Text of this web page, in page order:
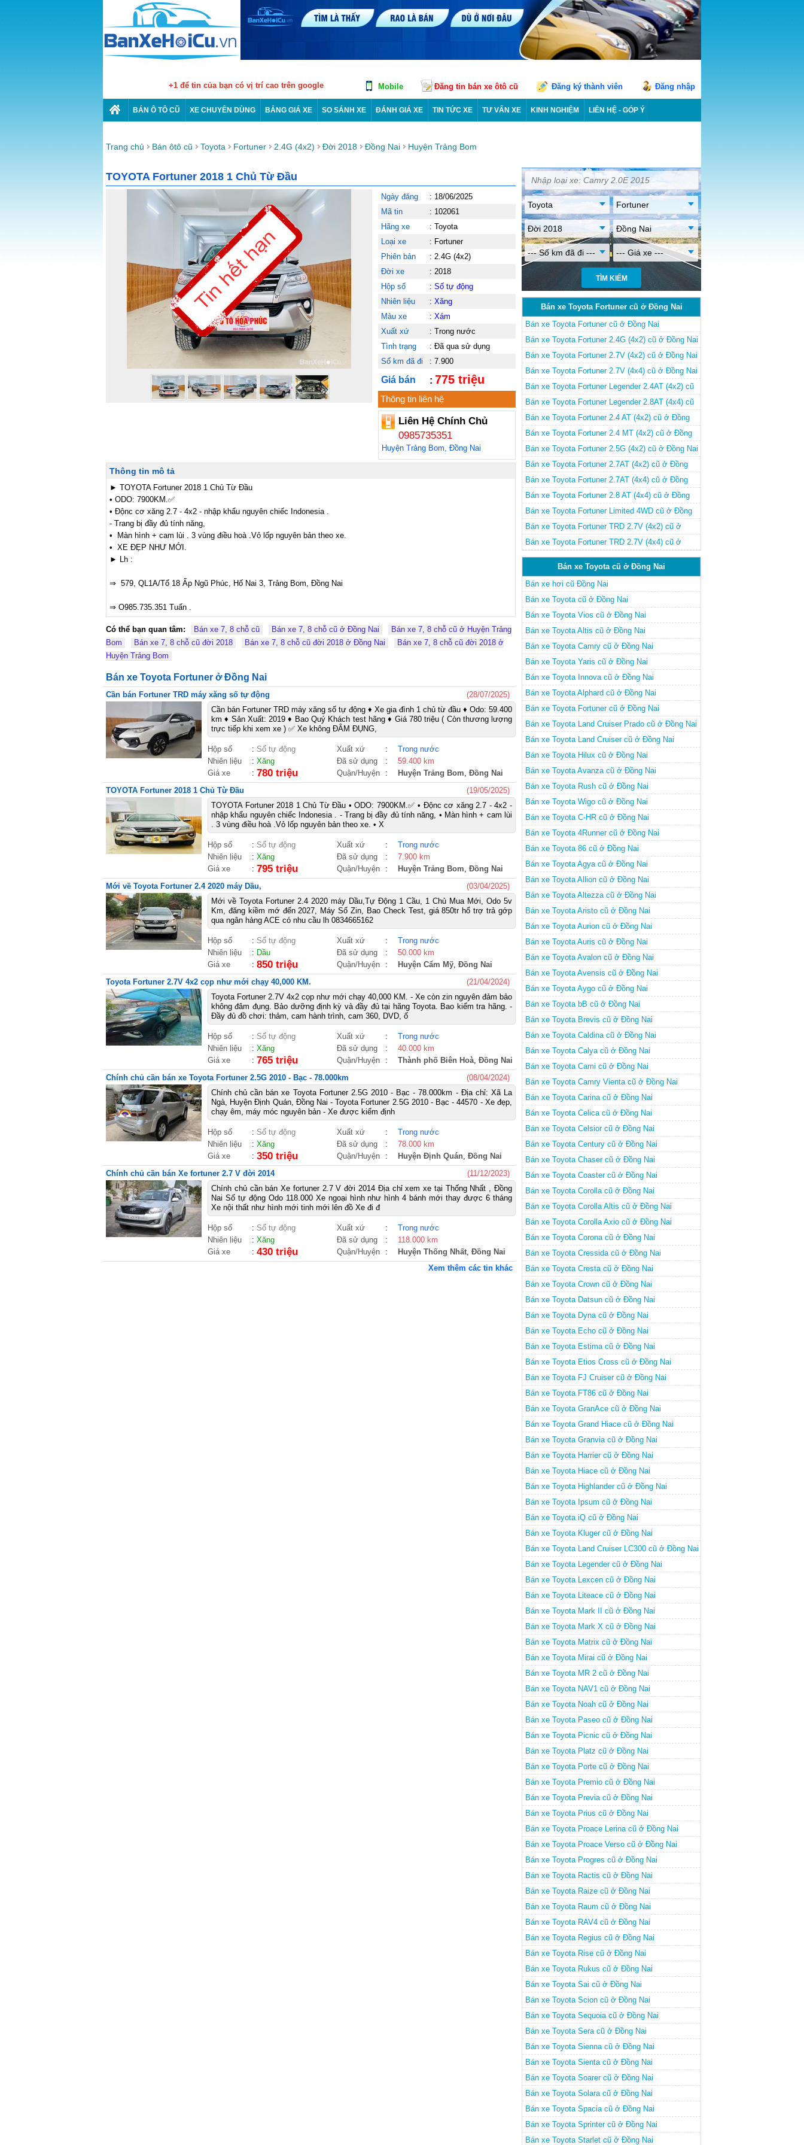
+1 để tin của bạn có vị trí cao trên google Mobile Đăng tin bán xe ôtô cũ Đăng ký thành viên Đăng nhập
BÁN Ô TÔ CŨ XE CHUYÊN DÙNG BẢNG GIÁ XE SO SÁNH XE ĐÁNH GIÁ XE TIN TỨC XE TƯ VẤN XE KINH NGHIỆM LIÊN HỆ - GÓP Ý
Trang chủ Bán ôtô cũ Toyota Fortuner 2.4G (4x2) Đời 2018 Đồng Nai Huyện Trảng Bom
TOYOTA Fortuner 2018 1 Chủ Từ Đầu
Ngày đăng : 18/06/2025
Mã tin
: 102061
Hãng xe
: Toyota
Loại xe
: Fortuner
Phiên bản
: 2.4G (4x2)
Đời xe
: 2018
Hộp số
: Số tự động
Nhiên liệu
: Xăng
Màu xe
: Xám
Xuất xứ
: Trong nước
Tình trạng
: Đã qua sử dụng
Số km đã đi
: 7.900
Giá bán : 775 triệu
Thông tin liên hệ
Liên Hệ Chính Chủ
0985735351
Huyện Trảng Bom, Đồng Nai
Thông tin mô tả
► TOYOTA Fortuner 2018 1 Chủ Từ Đầu
• ODO: 7900KM.✅️
• Độnc cơ xăng 2.7 - 4x2 - nhập khẩu nguyên chiếc Indonesia .
- Trang bị đầy đủ tính năng,
•  Màn hình + cam lùi . 3 vùng điều hoà .Vỏ lốp nguyên bản theo xe.
•  XE ĐẸP NHƯ MỚI.
► Lh :
⇒  579, QL1A/Tổ 18 Ấp Ngũ Phúc, Hố Nai 3, Trảng Bom, Đồng Nai
⇒ O985.735.351 Tuấn .
Có thể bạn quan tâm: Bán xe 7, 8 chỗ cũ Bán xe 7, 8 chỗ cũ ở Đồng Nai
Bán xe 7, 8 chỗ cũ ở Huyện Trảng
Bom
Bán xe 7, 8 chỗ cũ đời 2018 Bán xe 7, 8 chỗ cũ đời 2018 ở Đồng Nai
Bán xe 7, 8 chỗ cũ đời 2018 ở
Huyện Trảng Bom
Bán xe Toyota Fortuner ở Đồng Nai
Cần bán Fortuner TRD máy xăng số tự động
(28/07/2025)
Cần bán Fortuner TRD máy xăng số tự động ♦ Xe gia đình 1 chủ từ đầu ♦ Odo: 59.400
km ♦ Sản Xuất: 2019 ♦ Bao Quý Khách test hãng ♦ Giá 780 triệu ( Còn thương lượng
trực tiếp khi xem xe ) ✅ Xe không ĐÂM ĐỤNG,
Hộp số : Số tự động Xuất xứ :
Trong nước
Nhiên liệu
: Xăng Đã sử dụng :
59.400 km
Giá xe
: 780 triệu Quận/Huyện : Huyện Trảng Bom, Đồng Nai
TOYOTA Fortuner 2018 1 Chủ Từ Đầu
(19/05/2025)
TOYOTA Fortuner 2018 1 Chủ Từ Đầu • ODO: 7900KM.✅️ • Độnc cơ xăng 2.7 - 4x2 -
nhập khẩu nguyên chiếc Indonesia . - Trang bị đầy đủ tính năng, • Màn hình + cam lùi
. 3 vùng điều hoà .Vỏ lốp nguyên bản theo xe. • X
Hộp số : Số tự động Xuất xứ :
Trong nước
Nhiên liệu
: Xăng Đã sử dụng :
7.900 km
Giá xe
: 795 triệu Quận/Huyện : Huyện Trảng Bom, Đồng Nai
Mới về Toyota Fortuner 2.4 2020 máy Dầu,
(03/04/2025)
Mới về Toyota Fortuner 2.4 2020 máy Dầu,Tự Động 1 Cầu, 1 Chủ Mua Mới, Odo 5v
Km, đăng kiềm mớ đến 2027, Máy Số Zin, Bao Check Test, giá 850tr hổ trợ trả gớp
qua ngân hàng ACE có nhu cầu lh 0834665162
Hộp số : Số tự động Xuất xứ :
Trong nước
Nhiên liệu
: Dầu Đã sử dụng :
50.000 km
Giá xe
: 850 triệu Quận/Huyện : Huyện Cẩm Mỹ, Đồng Nai
Toyota Fortuner 2.7V 4x2 cọp như mới chạy 40,000 KM.
(21/04/2024)
Toyota Fortuner 2.7V 4x2 cọp như mới chạy 40,000 KM. - Xe còn zin nguyên đảm bảo
không đâm đụng. Bảo dưỡng định kỳ và đầy đủ tại hãng Toyota. Bao kiểm tra hãng. -
Đầy đủ đồ chơi: thảm, cam hành trình, cam 360, DVD, ố
Hộp số : Số tự động Xuất xứ :
Trong nước
Nhiên liệu
: Xăng Đã sử dụng :
40.000 km
Giá xe
: 765 triệu Quận/Huyện : Thành phố Biên Hoà, Đồng Nai
Chính chủ cần bán xe Toyota Fortuner 2.5G 2010 - Bạc - 78.000km
(08/04/2024)
Chính chủ cần bán xe Toyota Fortuner 2.5G 2010 - Bạc - 78.000km - Địa chỉ: Xã La
Ngà, Huyện Định Quán, Đồng Nai - Toyota Fortuner 2.5G 2010 - Bạc - 44570 - Xe đẹp,
chạy êm, máy móc nguyên bản - Xe được kiểm định
Hộp số : Số tự động Xuất xứ :
Trong nước
Nhiên liệu
: Xăng Đã sử dụng :
78.000 km
Giá xe
: 350 triệu Quận/Huyện : Huyện Định Quán, Đồng Nai
Chính chủ cần bán Xe fortuner 2.7 V đời 2014
(11/12/2023)
Chính chủ cần bán Xe fortuner 2.7 V đời 2014 Địa chỉ xem xe tại Thống Nhất , Đồng
Nai Số tự động Odo 118.000 Xe ngoại hình như hình 4 bánh mới thay được 6 tháng
Xe nội thất như hình mới tinh mới lên đồ Xe đi đ
Hộp số : Số tự động Xuất xứ :
Trong nước
Nhiên liệu
: Xăng Đã sử dụng :
118.000 km
Giá xe
: 430 triệu Quận/Huyện : Huyện Thống Nhất, Đồng Nai
Xem thêm các tin khác
Toyota Fortuner
Đời 2018 Đồng Nai
--- Số km đã đi --- --- Giá xe ---
Bán xe Toyota Fortuner cũ ở Đồng Nai
Bán xe Toyota Fortuner cũ ở Đồng Nai
Bán xe Toyota Fortuner 2.4G (4x2) cũ ở Đồng Nai
Bán xe Toyota Fortuner 2.7V (4x2) cũ ở Đồng Nai
Bán xe Toyota Fortuner 2.7V (4x4) cũ ở Đồng Nai
Bán xe Toyota Fortuner Legender 2.4AT (4x2) cũ
ở Đồng Nai
Bán xe Toyota Fortuner Legender 2.8AT (4x4) cũ
ở Đồng Nai
Bán xe Toyota Fortuner 2.4 AT (4x2) cũ ở Đồng
Nai
Bán xe Toyota Fortuner 2.4 MT (4x2) cũ ở Đồng
Nai
Bán xe Toyota Fortuner 2.5G (4x2) cũ ở Đồng Nai
Bán xe Toyota Fortuner 2.7AT (4x2) cũ ở Đồng
Nai
Bán xe Toyota Fortuner 2.7AT (4x4) cũ ở Đồng
Nai
Bán xe Toyota Fortuner 2.8 AT (4x4) cũ ở Đồng
Nai
Bán xe Toyota Fortuner Limited 4WD cũ ở Đồng
Nai
Bán xe Toyota Fortuner TRD 2.7V (4x2) cũ ở
Đồng Nai
Bán xe Toyota Fortuner TRD 2.7V (4x4) cũ ở
Đồng Nai
Bán xe Toyota cũ ở Đồng Nai
Bán xe hơi cũ Đồng Nai
Bán xe Toyota cũ ở Đồng Nai
Bán xe Toyota Vios cũ ở Đồng Nai
Bán xe Toyota Altis cũ ở Đồng Nai
Bán xe Toyota Camry cũ ở Đồng Nai
Bán xe Toyota Yaris cũ ở Đồng Nai
Bán xe Toyota Innova cũ ở Đồng Nai
Bán xe Toyota Alphard cũ ở Đồng Nai
Bán xe Toyota Fortuner cũ ở Đồng Nai
Bán xe Toyota Land Cruiser Prado cũ ở Đồng Nai
Bán xe Toyota Land Cruiser cũ ở Đồng Nai
Bán xe Toyota Hilux cũ ở Đồng Nai
Bán xe Toyota Avanza cũ ở Đồng Nai
Bán xe Toyota Rush cũ ở Đồng Nai
Bán xe Toyota Wigo cũ ở Đồng Nai
Bán xe Toyota C-HR cũ ở Đồng Nai
Bán xe Toyota 4Runner cũ ở Đồng Nai
Bán xe Toyota 86 cũ ở Đồng Nai
Bán xe Toyota Agya cũ ở Đồng Nai
Bán xe Toyota Allion cũ ở Đồng Nai
Bán xe Toyota Altezza cũ ở Đồng Nai
Bán xe Toyota Aristo cũ ở Đồng Nai
Bán xe Toyota Aurion cũ ở Đồng Nai
Bán xe Toyota Auris cũ ở Đồng Nai
Bán xe Toyota Avalon cũ ở Đồng Nai
Bán xe Toyota Avensis cũ ở Đồng Nai
Bán xe Toyota Aygo cũ ở Đồng Nai
Bán xe Toyota bB cũ ở Đồng Nai
Bán xe Toyota Brevis cũ ở Đồng Nai
Bán xe Toyota Caldina cũ ở Đồng Nai
Bán xe Toyota Calya cũ ở Đồng Nai
Bán xe Toyota Cami cũ ở Đồng Nai
Bán xe Toyota Camry Vienta cũ ở Đồng Nai
Bán xe Toyota Carina cũ ở Đồng Nai
Bán xe Toyota Celica cũ ở Đồng Nai
Bán xe Toyota Celsior cũ ở Đồng Nai
Bán xe Toyota Century cũ ở Đồng Nai
Bán xe Toyota Chaser cũ ở Đồng Nai
Bán xe Toyota Coaster cũ ở Đồng Nai
Bán xe Toyota Corolla cũ ở Đồng Nai
Bán xe Toyota Corolla Altis cũ ở Đồng Nai
Bán xe Toyota Corolla Axio cũ ở Đồng Nai
Bán xe Toyota Corona cũ ở Đồng Nai
Bán xe Toyota Cressida cũ ở Đồng Nai
Bán xe Toyota Cresta cũ ở Đồng Nai
Bán xe Toyota Crown cũ ở Đồng Nai
Bán xe Toyota Datsun cũ ở Đồng Nai
Bán xe Toyota Dyna cũ ở Đồng Nai
Bán xe Toyota Echo cũ ở Đồng Nai
Bán xe Toyota Estima cũ ở Đồng Nai
Bán xe Toyota Etios Cross cũ ở Đồng Nai
Bán xe Toyota FJ Cruiser cũ ở Đồng Nai
Bán xe Toyota FT86 cũ ở Đồng Nai
Bán xe Toyota GranAce cũ ở Đồng Nai
Bán xe Toyota Grand Hiace cũ ở Đồng Nai
Bán xe Toyota Granvia cũ ở Đồng Nai
Bán xe Toyota Harrier cũ ở Đồng Nai
Bán xe Toyota Hiace cũ ở Đồng Nai
Bán xe Toyota Highlander cũ ở Đồng Nai
Bán xe Toyota Ipsum cũ ở Đồng Nai
Bán xe Toyota iQ cũ ở Đồng Nai
Bán xe Toyota Kluger cũ ở Đồng Nai
Bán xe Toyota Land Cruiser LC300 cũ ở Đồng Nai
Bán xe Toyota Legender cũ ở Đồng Nai
Bán xe Toyota Lexcen cũ ở Đồng Nai
Bán xe Toyota Liteace cũ ở Đồng Nai
Bán xe Toyota Mark II cũ ở Đồng Nai
Bán xe Toyota Mark X cũ ở Đồng Nai
Bán xe Toyota Matrix cũ ở Đồng Nai
Bán xe Toyota Mirai cũ ở Đồng Nai
Bán xe Toyota MR 2 cũ ở Đồng Nai
Bán xe Toyota NAV1 cũ ở Đồng Nai
Bán xe Toyota Noah cũ ở Đồng Nai
Bán xe Toyota Paseo cũ ở Đồng Nai
Bán xe Toyota Picnic cũ ở Đồng Nai
Bán xe Toyota Platz cũ ở Đồng Nai
Bán xe Toyota Porte cũ ở Đồng Nai
Bán xe Toyota Premio cũ ở Đồng Nai
Bán xe Toyota Previa cũ ở Đồng Nai
Bán xe Toyota Prius cũ ở Đồng Nai
Bán xe Toyota Proace Lerina cũ ở Đồng Nai
Bán xe Toyota Proace Verso cũ ở Đồng Nai
Bán xe Toyota Progres cũ ở Đồng Nai
Bán xe Toyota Ractis cũ ở Đồng Nai
Bán xe Toyota Raize cũ ở Đồng Nai
Bán xe Toyota Raum cũ ở Đồng Nai
Bán xe Toyota RAV4 cũ ở Đồng Nai
Bán xe Toyota Regius cũ ở Đồng Nai
Bán xe Toyota Rise cũ ở Đồng Nai
Bán xe Toyota Rukus cũ ở Đồng Nai
Bán xe Toyota Sai cũ ở Đồng Nai
Bán xe Toyota Scion cũ ở Đồng Nai
Bán xe Toyota Sequoia cũ ở Đồng Nai
Bán xe Toyota Sera cũ ở Đồng Nai
Bán xe Toyota Sienna cũ ở Đồng Nai
Bán xe Toyota Sienta cũ ở Đồng Nai
Bán xe Toyota Soarer cũ ở Đồng Nai
Bán xe Toyota Solara cũ ở Đồng Nai
Bán xe Toyota Spacia cũ ở Đồng Nai
Bán xe Toyota Sprinter cũ ở Đồng Nai
Bán xe Toyota Starlet cũ ở Đồng Nai